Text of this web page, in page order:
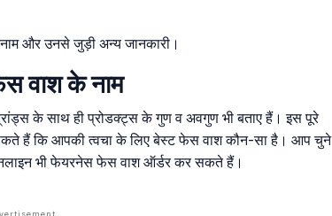
और उनसे जुड़ी अन्य जानकारी।
वाश के नाम
के साथ ही प्रोडक्ट्स के गुण व अवगुण भी बताए हैं। इस पूरे
हैं कि आपकी त्वचा के लिए बेस्ट फेस वाश कौन-सा है। आप चुने
भी फेयरनेस फेस वाश ऑर्डर कर सकते हैं।